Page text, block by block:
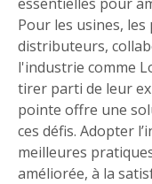
Pour les usines,
distributeurs,
l'industrie comme
tirer parti de leur
pointe offre une
ces défis. Adopter
meilleures
améliorée, à la